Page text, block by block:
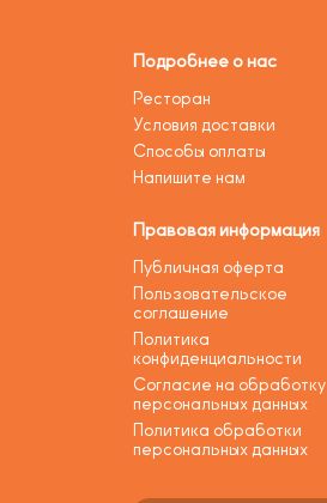
Подробнее о нас
Ресторан
Условия доставки
Способы оплаты
Напишите нам
Правовая информация
Публичная оферта
Пользовательское
соглашение
Политика
конфиденциальности
Согласие на обработку
персональных данных
Политика обработки
персональных данных